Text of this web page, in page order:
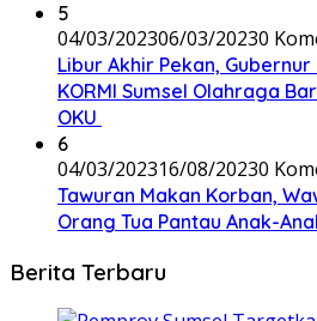
5
04/03/202306/03/20230
Libur Akhir Pekan,
KORMI Sumsel Olahraga
OKU
6
04/03/202316/08/20230
Tawuran Makan Korban,
Orang Tua Pantau Anak-
Berita Terbaru